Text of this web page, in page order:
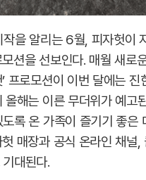
을 알리는 6월, 피자헛이
션을 선보인다. 매월 새로
프로모션이 이번 달에는
해는 이른 무더위가 예고
록 온 가족이 즐기기 좋은
매장과 공식 온라인 채널
대된다.